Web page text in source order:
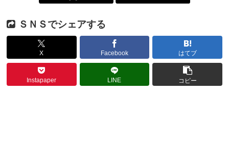
ＳＮＳでシェアする
X Facebook はてブ
Instapaper LINE コピー